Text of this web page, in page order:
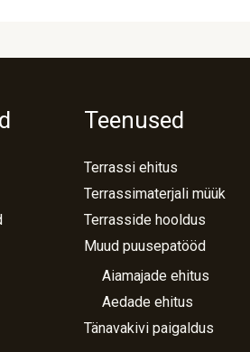
Teenused
Terrassi ehitus
Terrassimaterjali müük
Terrasside hooldus
Muud puusepatööd
Aiamajade ehitus
Aedade ehitus
Tänavakivi paigaldus